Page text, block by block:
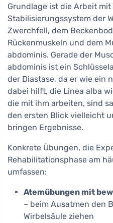
Grundlage ist die Arbeit
Stabilisierungssystem der
Zwerchfell, dem
Rückenmuskeln und dem
abdominis. Gerade der
abdominis ist ein
der Diastase, da er wie ein
dabei hilft, die Linea alba
die mit ihm arbeiten, sind
den ersten Blick vielleicht
bringen Ergebnisse.
Konkrete Übungen, die
Rehabilitationsphase am
umfassen:
Atemübungen mit
– beim Ausatmen den
Wirbelsäule ziehen